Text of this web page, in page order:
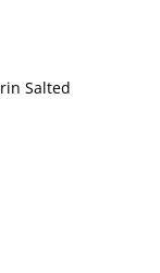
Salted